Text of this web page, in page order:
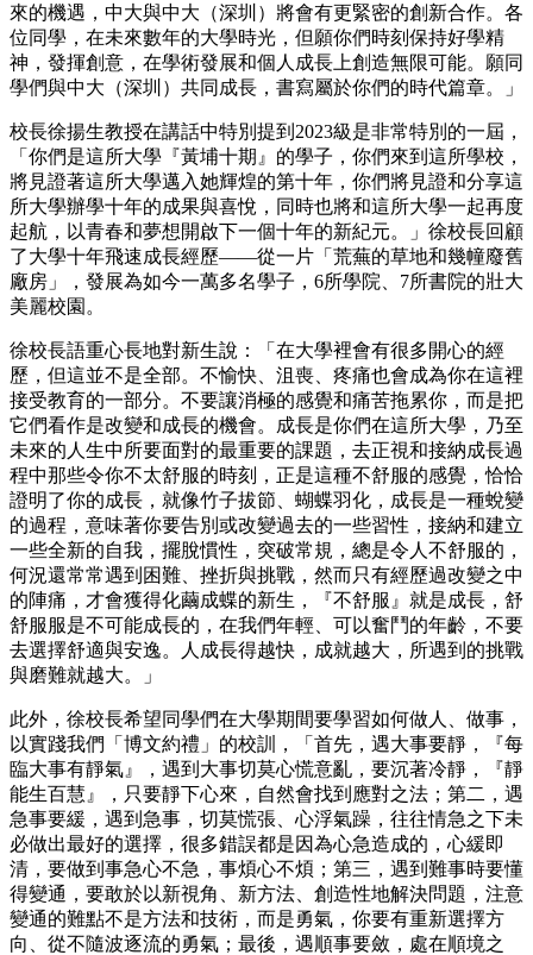
來的機遇，中大與中大（深圳）將會有更緊密的創新合作。各
位同學，在未來數年的大學時光，但願你們時刻保持好學精
神，發揮創意，在學術發展和個人成長上創造無限可能。願同
學們與中大（深圳）共同成長，書寫屬於你們的時代篇章。」
校長徐揚生教授在講話中特別提到2023級是非常特別的一屆，
「你們是這所大學『黃埔十期』的學子，你們來到這所學校，
將見證著這所大學邁入她輝煌的第十年，你們將見證和分享這
所大學辦學十年的成果與喜悅，同時也將和這所大學一起再度
起航，以青春和夢想開啟下一個十年的新紀元。」徐校長回顧
了大學十年飛速成長經歷——從一片「荒蕪的草地和幾幢廢舊
廠房」，發展為如今一萬多名學子，6所學院、7所書院的壯大
美麗校園。
徐校長語重心長地對新生說：「在大學裡會有很多開心的經
歷，但這並不是全部。不愉快、沮喪、疼痛也會成為你在這裡
接受教育的一部分。不要讓消極的感覺和痛苦拖累你，而是把
它們看作是改變和成長的機會。成長是你們在這所大學，乃至
未來的人生中所要面對的最重要的課題，去正視和接納成長過
程中那些令你不太舒服的時刻，正是這種不舒服的感覺，恰恰
證明了你的成長，就像竹子拔節、蝴蝶羽化，成長是一種蛻變
的過程，意味著你要告別或改變過去的一些習性，接納和建立
一些全新的自我，擺脫慣性，突破常規，總是令人不舒服的，
何況還常常遇到困難、挫折與挑戰，然而只有經歷過改變之中
的陣痛，才會獲得化繭成蝶的新生，『不舒服』就是成長，舒
舒服服是不可能成長的，在我們年輕、可以奮鬥的年齡，不要
去選擇舒適與安逸。人成長得越快，成就越大，所遇到的挑戰
與磨難就越大。」
此外，徐校長希望同學們在大學期間要學習如何做人、做事，
以實踐我們「博文約禮」的校訓，「首先，遇大事要靜，『每
臨大事有靜氣』，遇到大事切莫心慌意亂，要沉著冷靜，『靜
能生百慧』，只要靜下心來，自然會找到應對之法；第二，遇
急事要緩，遇到急事，切莫慌張、心浮氣躁，往往情急之下未
必做出最好的選擇，很多錯誤都是因為心急造成的，心緩即
清，要做到事急心不急，事煩心不煩；第三，遇到難事時要懂
得變通，要敢於以新視角、新方法、創造性地解決問題，注意
變通的難點不是方法和技術，而是勇氣，你要有重新選擇方
向、從不隨波逐流的勇氣；最後，遇順事要斂，處在順境之